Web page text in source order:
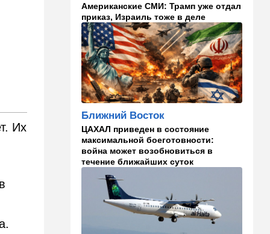
Их
14:41 Ближний Восток
Россия и Китай усиливают
поддержку Ирана: война с
США меняет баланс сил
14:18 Мнения
"Это ваше туда-сюда
страшно раздражает"
14:06 Транспорт
Что изменилось в аэропорту
Бен-Гурион после войны:
новые правила,
безопасность и советы
пассажирам
13:58 Здоровье
Какие продукты помогают
Американские СМИ: Трамп уже отдал
приказ, Израиль тоже в деле
Ближний Восток
ЦАХАЛ приведен в состояние
максимальной боеготовности:
война может возобновиться в
течение ближайших суток